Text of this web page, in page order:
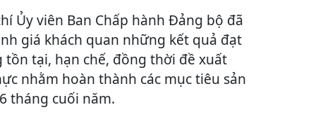
Ủy viên Ban Chấp hành Đảng bộ đã
giá khách quan những kết quả đạt
tại, hạn chế, đồng thời đề xuất
nhằm hoàn thành các mục tiêu sản
tháng cuối năm.